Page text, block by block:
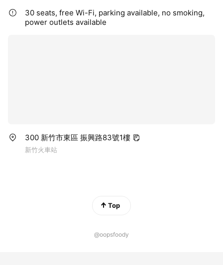
30 seats, free Wi-Fi, parking available, no smoking,
power outlets available
300 新竹市東區 振興路83號1樓
新竹火車站
Top
@oopsfoody